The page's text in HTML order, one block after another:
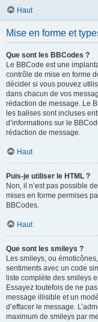
Haut
Mise en forme et
Que sont les BBCodes ?
Le BBCode est une
contrôle de mise en forme
décider si vous pouvez
dans chacun de vos
rédaction de message. Le
les balises sont incluses
d’informations sur le
rédaction de message.
Haut
Puis-je utiliser le HTML ?
Non, il n’est pas possible
mises en forme permises
BBCodes.
Haut
Que sont les smileys ?
Les smileys, ou
sentiments avec un code
liste complète des smileys
Essayez toutefois de ne
message illisible et un
d’effacer le message.
maximum de smileys par